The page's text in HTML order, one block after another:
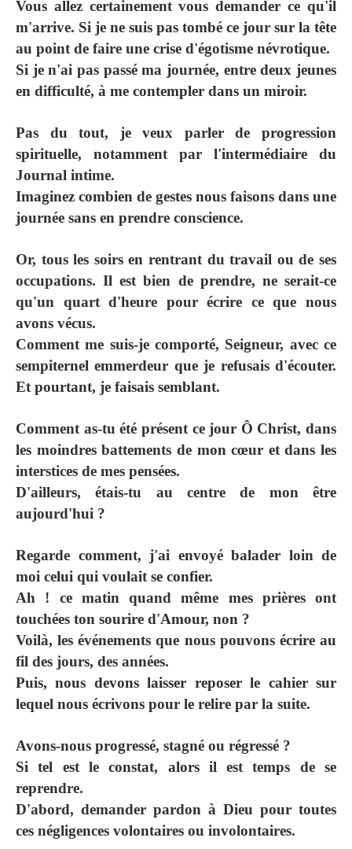
Vous allez certainement vous demander ce qu'il
m'arrive. Si je ne suis pas tombé ce jour sur la tête
au point de faire une crise d'égotisme névrotique.
Si je n'ai pas passé ma journée, entre deux jeunes
en difficulté, à me contempler dans un miroir.
Pas du tout, je veux parler de progression
spirituelle, notamment par l'intermédiaire du
Journal intime.
Imaginez combien de gestes nous faisons dans une
journée sans en prendre conscience.
Or, tous les soirs en rentrant du travail ou de ses
occupations. Il est bien de prendre, ne serait-ce
qu'un quart d'heure pour écrire ce que nous
avons vécus.
Comment me suis-je comporté, Seigneur, avec ce
sempiternel emmerdeur que je refusais d'écouter.
Et pourtant, je faisais semblant.
Comment as-tu été présent ce jour Ô Christ, dans
les moindres battements de mon cœur et dans les
interstices de mes pensées.
D'ailleurs, étais-tu au centre de mon être
aujourd'hui ?
Regarde comment, j'ai envoyé balader loin de
moi celui qui voulait se confier.
Ah ! ce matin quand même mes prières ont
touchées ton sourire d'Amour, non ?
Voilà, les événements que nous pouvons écrire au
fil des jours, des années.
Puis, nous devons laisser reposer le cahier sur
lequel nous écrivons pour le relire par la suite.
Avons-nous progressé, stagné ou régressé ?
Si tel est le constat, alors il est temps de se
reprendre.
D'abord, demander pardon à Dieu pour toutes
ces négligences volontaires ou involontaires.